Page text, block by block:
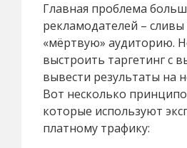
Главная проблема
рекламодателей –
«мёртвую» аудиторию.
выстроить таргетинг с
вывести результаты на
Вот несколько
которые используют
платному трафику: